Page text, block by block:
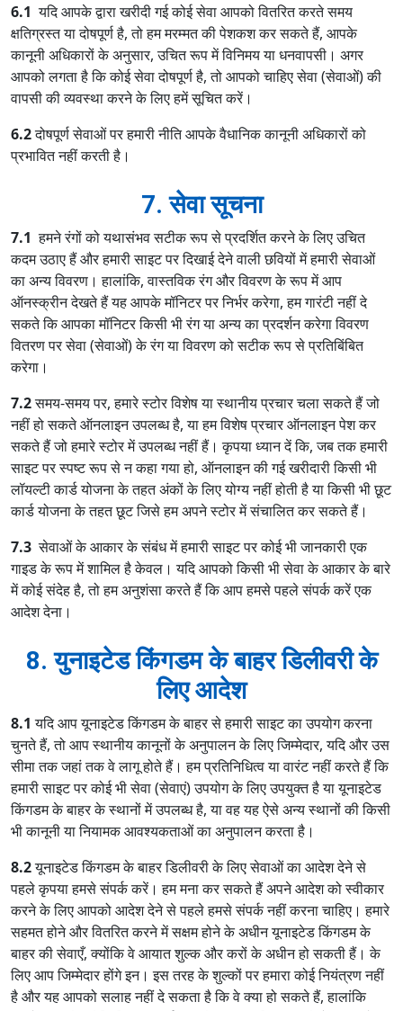
6.1यदि आपके द्वारा खरीदी गई कोई सेवा आपको वितरित करते समय
क्षतिग्रस्त या दोषपूर्ण है, तो हम मरम्मत की पेशकश कर सकते हैं, आपके
कानूनी अधिकारों के अनुसार, उचित रूप में विनिमय या धनवापसी। अगर
आपको लगता है कि कोई सेवा दोषपूर्ण है, तो आपको चाहिए सेवा (सेवाओं) की
वापसी की व्यवस्था करने के लिए हमें सूचित करें।
6.2दोषपूर्ण सेवाओं पर हमारी नीति आपके वैधानिक कानूनी अधिकारों को
प्रभावित नहीं करती है।
7. सेवा सूचना
7.1 हमने रंगों को यथासंभव सटीक रूप से प्रदर्शित करने के लिए उचित
कदम उठाए हैं और हमारी साइट पर दिखाई देने वाली छवियों में हमारी सेवाओं
का अन्य विवरण। हालांकि, वास्तविक रंग और विवरण के रूप में आप
ऑनस्क्रीन देखते हैं यह आपके मॉनिटर पर निर्भर करेगा, हम गारंटी नहीं दे
सकते कि आपका मॉनिटर किसी भी रंग या अन्य का प्रदर्शन करेगा विवरण
वितरण पर सेवा (सेवाओं) के रंग या विवरण को सटीक रूप से प्रतिबिंबित
करेगा।
7.2समय-समय पर, हमारे स्टोर विशेष या स्थानीय प्रचार चला सकते हैं जो
नहीं हो सकते ऑनलाइन उपलब्ध है, या हम विशेष प्रचार ऑनलाइन पेश कर
सकते हैं जो हमारे स्टोर में उपलब्ध नहीं हैं। कृपया ध्यान दें कि, जब तक हमारी
साइट पर स्पष्ट रूप से न कहा गया हो, ऑनलाइन की गई खरीदारी किसी भी
लॉयल्टी कार्ड योजना के तहत अंकों के लिए योग्य नहीं होती है या किसी भी छूट
कार्ड योजना के तहत छूट जिसे हम अपने स्टोर में संचालित कर सकते हैं।
7.3 सेवाओं के आकार के संबंध में हमारी साइट पर कोई भी जानकारी एक
गाइड के रूप में शामिल है केवल। यदि आपको किसी भी सेवा के आकार के बारे
में कोई संदेह है, तो हम अनुशंसा करते हैं कि आप हमसे पहले संपर्क करें एक
आदेश देना।
8. युनाइटेड किंगडम के बाहर डिलीवरी के
लिए आदेश
8.1 यदि आप यूनाइटेड किंगडम के बाहर से हमारी साइट का उपयोग करना
चुनते हैं, तो आप स्थानीय कानूनों के अनुपालन के लिए जिम्मेदार, यदि और उस
सीमा तक जहां तक ​​वे लागू होते हैं। हम प्रतिनिधित्व या वारंट नहीं करते हैं कि
हमारी साइट पर कोई भी सेवा (सेवाएं) उपयोग के लिए उपयुक्त है या यूनाइटेड
किंगडम के बाहर के स्थानों में उपलब्ध है, या वह यह ऐसे अन्य स्थानों की किसी
भी कानूनी या नियामक आवश्यकताओं का अनुपालन करता है।
8.2यूनाइटेड किंगडम के बाहर डिलीवरी के लिए सेवाओं का आदेश देने से
पहले कृपया हमसे संपर्क करें। हम मना कर सकते हैं अपने आदेश को स्वीकार
करने के लिए आपको आदेश देने से पहले हमसे संपर्क नहीं करना चाहिए। हमारे
सहमत होने और वितरित करने में सक्षम होने के अधीन यूनाइटेड किंगडम के
बाहर की सेवाएँ, क्योंकि वे आयात शुल्क और करों के अधीन हो सकती हैं। के
लिए आप जिम्मेदार होंगे इन। इस तरह के शुल्कों पर हमारा कोई नियंत्रण नहीं
है और यह आपको सलाह नहीं दे सकता है कि वे क्या हो सकते हैं, हालांकि